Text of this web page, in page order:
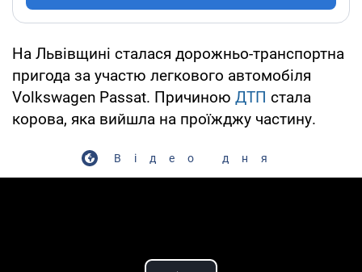
На Львівщині сталася дорожньо-транспортна
пригода за участю легкового автомобіля
Volkswagen Passat. Причиною ДТП стала
корова, яка вийшла на проїжджу частину.
Відео дня